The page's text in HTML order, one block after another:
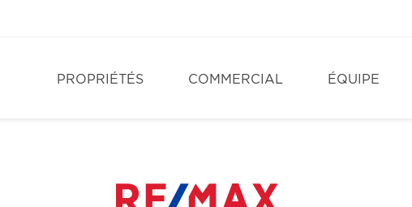
PROPRIÉTÉS COMMERCIAL ÉQUIPE